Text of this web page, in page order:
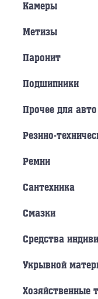
Камеры
Метизы
Паронит
Подшипники
Прочее для авто
Резино-
Ремни
Сантехника
Смазки
Средства
Укрывной
Хозяйственные